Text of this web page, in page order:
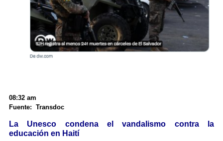
08:32 am
Fuente: Transdoc
La Unesco condena el vandalismo contra la
educación en Haití